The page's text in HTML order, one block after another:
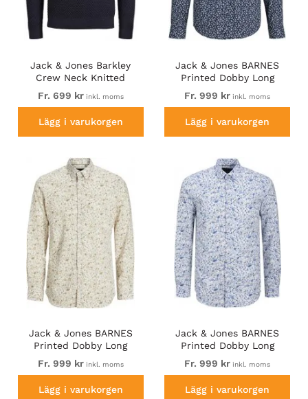
Jack & Jones Barkley
Crew Neck Knitted
Sweater Night Sky
Fr. 699 krinkl. moms
Lägg i varukorgen
Jack & Jones BARNES
Printed Dobby Long
Sleeve Shirt Blue
Fr. 999 kr inkl. moms
Lägg i varukorgen
Jack & Jones BARNES
Printed Dobby Long
Sleeve Shirt Cloud Dancer
Fr. 999 krinkl. moms
Lägg i varukorgen
Jack & Jones BARNES
Printed Dobby Long
Sleeve Shirt Light Blue
Fr. 999 kr inkl. moms
Lägg i varukorgen